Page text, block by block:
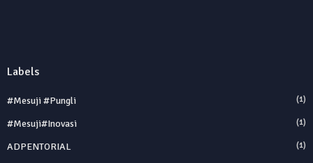
Labels
#Mesuji #Pungli (1)
#Mesuji#inovasi (1)
ADPENTORIAL (1)